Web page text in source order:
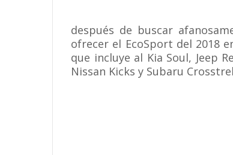
después de buscar
ofrecer el EcoSport del 2018
que incluye al Kia Soul, Jeep
Nissan Kicks y Subaru